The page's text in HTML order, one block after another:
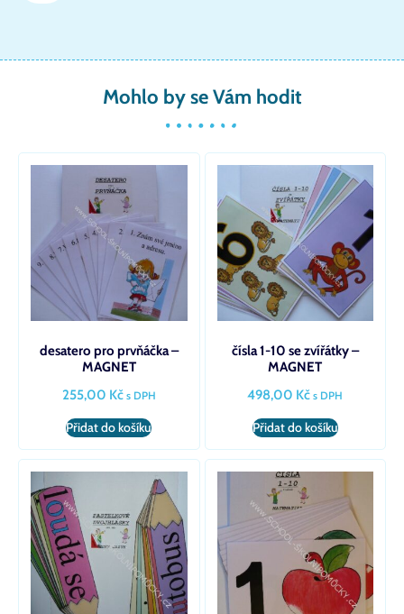
Mohlo by se Vám hodit
desatero pro prvňáčka –
MAGNET
255,00 Kč s DPH
Přidat do košíku
čísla 1-10 se zvířátky –
MAGNET
498,00 Kč s DPH
Přidat do košíku